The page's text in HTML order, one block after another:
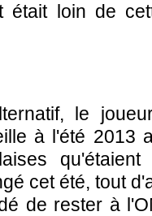
était loin de
le
à l'été 2013
cet été, tout
de rester à